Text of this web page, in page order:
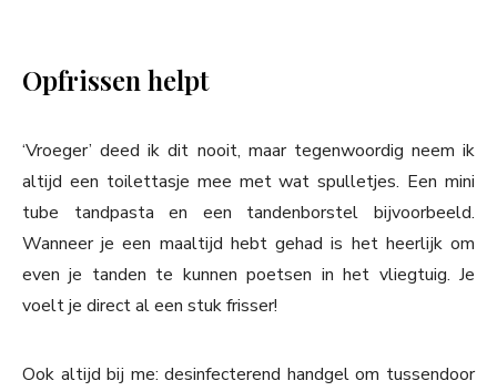
Opfrissen helpt
‘Vroeger’ deed ik dit nooit, maar tegenwoordig neem ik
altijd een toilettasje mee met wat spulletjes. Een mini
tube tandpasta en een tandenborstel bijvoorbeeld.
Wanneer je een maaltijd hebt gehad is het heerlijk om
even je tanden te kunnen poetsen in het vliegtuig. Je
voelt je direct al een stuk frisser!
Ook altijd bij me: desinfecterend handgel om tussendoor